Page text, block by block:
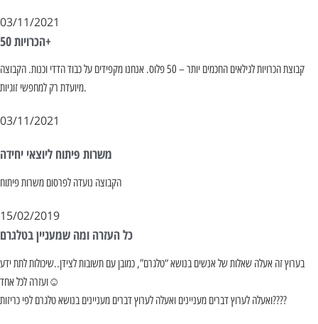
03/11/2021
הכרויות 50+
קבוצת הכרויות לגילאים החכמים יותר – 50 פלוס. אנחנו מקפידים על כבוד הדדי וכנות. הקבוצה
מיועדת רק למחפשי זוגיות.
03/11/2021
משרות פיתוח ליוצאי יחידה
הקבוצה נועדה לפרסום משרות פיתוח
15/02/2019
כל העזרה ומה שמעניין בטלגרם
בערוץ זה אעלה שאלות של אנשים בנושא “טלגרם”, כמובן עם תשובות לצידן..שיכולות לתת ידע
ועזרה לכל אחד☺
ואעלה לערוץ דברים מעניינים ואעלה לערוץ דברים מעניינים בנושא טלגרם לפי כריזות????